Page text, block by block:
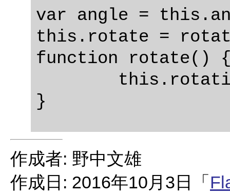
var angle =
this.rotate =
function rotate()
作成者: 野中文雄
作成日: 2016年10月3日「